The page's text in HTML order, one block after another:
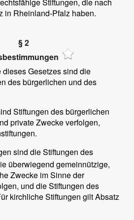
Stiftungen, die nach
in Rheinland-Pfalz haben.
§ 2
Gesetzes sind die
des bürgerlichen und des
Stiftungen des bürgerlichen
private Zwecke verfolgen,
sind die Stiftungen des
überwiegend gemeinnützige,
Zwecke im Sinne der
und die Stiftungen des
kirchliche Stiftungen gilt Absatz